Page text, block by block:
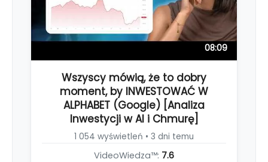
08:09
Wszyscy mówią, że to dobry
moment, by INWESTOWAĆ W
ALPHABET (Google) [Analiza
Inwestycji w AI i Chmurę]
1 054 wyświetleń • 3 dni temu
VideoWiedza™: 7.6